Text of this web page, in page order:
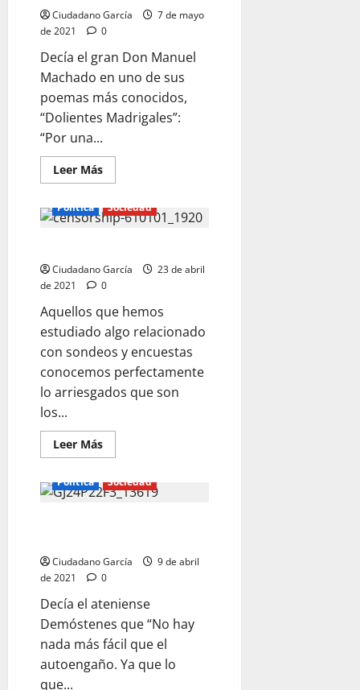
Ciudadano García
7 de mayo
de 2021
0
Decía el gran Don Manuel
Machado en uno de sus
poemas más conocidos,
“Dolientes Madrigales”:
“Por una...
Leer MásLeer
más
DOLIENTES
«MADRIDALES»
Política Sociedad
Ciudadano García
23 de abril
de 2021
0
Aquellos que hemos
estudiado algo relacionado
con sondeos y encuestas
conocemos perfectamente
lo arriesgados que son
los...
Leer MásLeer
más
LA
OPINIÓN
Política Sociedad
Ciudadano García
9 de abril
de 2021
0
Decía el ateniense
Demóstenes que “No hay
nada más fácil que el
autoengaño. Ya que lo
que...